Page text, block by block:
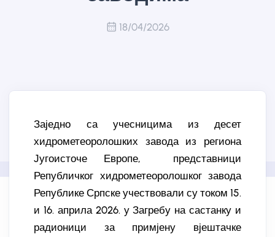
18/04/2026
Заједно са учесницима из десет
хидрометеоролошких завода из региона
Југоисточе Европе, представници
Републичког хидрометеоролошког завода
Републике Српске учествовали су током 15.
и 16. априла 2026. у Загребу на састанку и
радионици за примјену вјештачке